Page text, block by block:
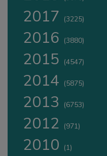
2017 (3225)
2016 (3880)
2015 (4547)
2014 (5875)
2013 (6753)
2012 (971)
2010 (1)